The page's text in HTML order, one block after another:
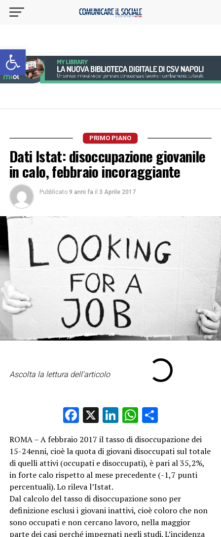
Apri la barra degli strumenti
PRIMO PIANO
Dati Istat: disoccupazione giovanile
in calo, febbraio incoraggiante
Pubblicato 9 anni fa il 3 Aprile 2017
Ascolta la lettura dell'articolo
Facebook
X LinkedIn
WhatsApp
Condividi
ROMA – A febbraio 2017 il tasso di disoccupazione dei
15-24enni, cioè la quota di giovani disoccupati sul totale
di quelli attivi (occupati e disoccupati), è pari al 35,2%,
in forte calo rispetto al mese precedente (-1,7 punti
percentuali). Lo rileva l’Istat.
Dal calcolo del tasso di disoccupazione sono per
definizione esclusi i giovani inattivi, cioè coloro che non
sono occupati e non cercano lavoro, nella maggior
parte dei casi perché impegnati negli studi. L’incidenza